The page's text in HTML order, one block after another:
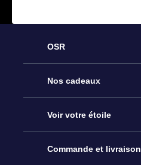
OSR
Service
À propos de l’OSR
Nous contacter
Nos cadeaux
Cadeau d’étoile en ligne
Coffret cadeau OSR
Voir votre étoile
Registre des étoiles
Commande et livraison